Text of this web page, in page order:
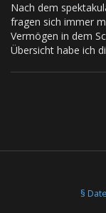
Nach dem
fragen sich immer
Vermögen in dem
Übersicht habe ich
§